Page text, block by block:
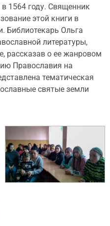
1564 году. Священник
этой книги в
Библиотекарь Ольга
литературы,
рассказав о ее жанровом
Православия на
тематическая
святые земли